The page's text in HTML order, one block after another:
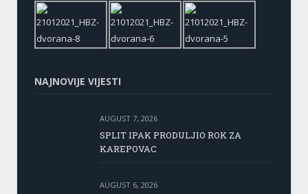
NAJNOVIJE VIJESTI
AUGUST 7, 2026
SPLIT IPAK PRODULJIO ROK ZA
KAREPOVAC
AUGUST 6, 2026